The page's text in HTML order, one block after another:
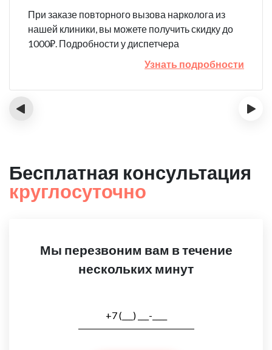
При заказе повторного вызова нарколога из
нашей клиники, вы можете получить скидку до
1000₽. Подробности у диспетчера
Узнать подробности
‹ ›
Бесплатная консультация
круглосуточно
Мы перезвоним вам в течение
нескольких минут